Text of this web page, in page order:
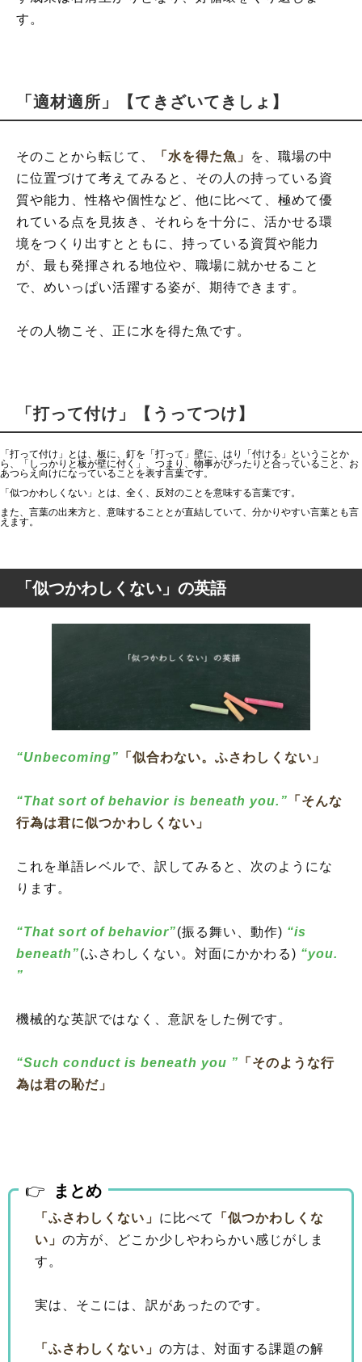
す。
「適材適所」【てきざいてきしょ】
そのことから転じて、 「水を得た魚」
を、職場の中
に位置づけて考えてみると、その人の持っている資
質や能力、性格や個性など、他に比べて、極めて優
れている点を見抜き、それらを十分に、活かせる環
境をつくり出すとともに、持っている資質や能力
が、最も発揮される地位や、職場に就かせること
で、めいっぱい活躍する姿が、期待できます。
その人物こそ、正に水を得た魚です。
「打って付け」【うってつけ】
「打って付け」とは、板に、釘を「打って」壁に、はり「付ける」ということか
ら、「しっかりと板が壁に付く」、つまり、物事がぴったりと合っていること、お
あつらえ向けになっていることを表す言葉です。
「似つかわしくない」とは、全く、反対のことを意味する言葉です。
また、言葉の出来方と、意味することとが直結していて、分かりやすい言葉とも言
えます。
「似つかわしくない」の英語
“Unbecoming” 「似合わない。ふさわしくない」
“That sort of behavior is beneath you.” 「そんな
行為は君に似つかわしくない」
これを単語レベルで、訳してみると、次のようにな
ります。
“That sort of behavior”(振る舞い、動作) “is
beneath”(ふさわしくない。対面にかかわる) “you.
”
機械的な英訳ではなく、意訳をした例です。
“Such conduct is beneath you ” 「そのような行
為は君の恥だ」
まとめ
「ふさわしくない」 に比べて
「似つかわしくな
い」の方が、どこか少しやわらかい感じがしま
す。
実は、そこには、訳があったのです。
「ふさわしくない」 の方は、対面する課題の解